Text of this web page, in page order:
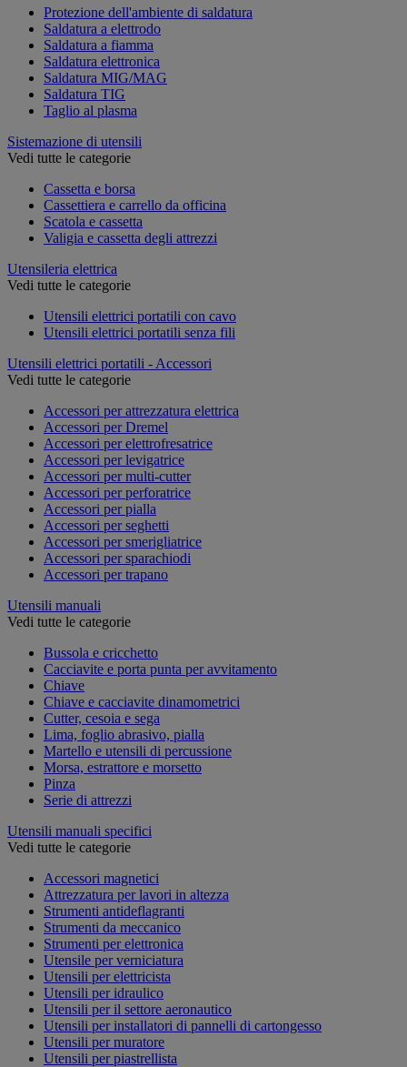
Protezione dell'ambiente di saldatura
Saldatura a elettrodo
Saldatura a fiamma
Saldatura elettronica
Saldatura MIG/MAG
Saldatura TIG
Taglio al plasma
Sistemazione di utensili
Vedi tutte le categorie
Cassetta e borsa
Cassettiera e carrello da officina
Scatola e cassetta
Valigia e cassetta degli attrezzi
Utensileria elettrica
Vedi tutte le categorie
Utensili elettrici portatili con cavo
Utensili elettrici portatili senza fili
Utensili elettrici portatili - Accessori
Vedi tutte le categorie
Accessori per attrezzatura elettrica
Accessori per Dremel
Accessori per elettrofresatrice
Accessori per levigatrice
Accessori per multi-cutter
Accessori per perforatrice
Accessori per pialla
Accessori per seghetti
Accessori per smerigliatrice
Accessori per sparachiodi
Accessori per trapano
Utensili manuali
Vedi tutte le categorie
Bussola e cricchetto
Cacciavite e porta punta per avvitamento
Chiave
Chiave e cacciavite dinamometrici
Cutter, cesoia e sega
Lima, foglio abrasivo, pialla
Martello e utensili di percussione
Morsa, estrattore e morsetto
Pinza
Serie di attrezzi
Utensili manuali specifici
Vedi tutte le categorie
Accessori magnetici
Attrezzatura per lavori in altezza
Strumenti antideflagranti
Strumenti da meccanico
Strumenti per elettronica
Utensile per verniciatura
Utensili per elettricista
Utensili per idraulico
Utensili per il settore aeronautico
Utensili per installatori di pannelli di cartongesso
Utensili per muratore
Utensili per piastrellista